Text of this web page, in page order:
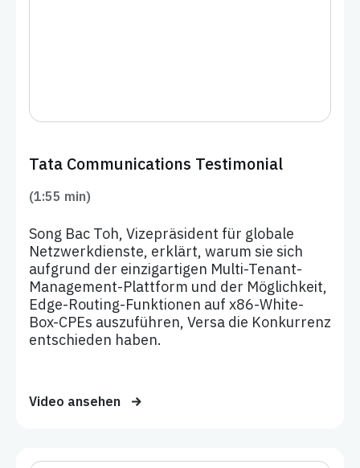
Tata Communications Testimonial
(1:55 min)
Song Bac Toh, Vizepräsident für globale
Netzwerkdienste, erklärt, warum sie sich
aufgrund der einzigartigen Multi-Tenant-
Management-Plattform und der Möglichkeit,
Edge-Routing-Funktionen auf x86-White-
Box-CPEs auszuführen, Versa die Konkurrenz
entschieden haben.
Video ansehen